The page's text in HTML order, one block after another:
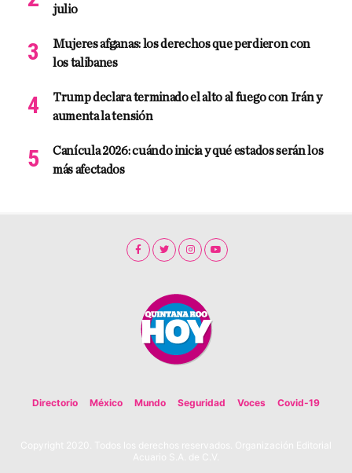
julio
Mujeres afganas: los derechos que perdieron con
los talibanes
Trump declara terminado el alto al fuego con Irán y
aumenta la tensión
Canícula 2026: cuándo inicia y qué estados serán los
más afectados
Directorio México Mundo Seguridad Voces Covid-19